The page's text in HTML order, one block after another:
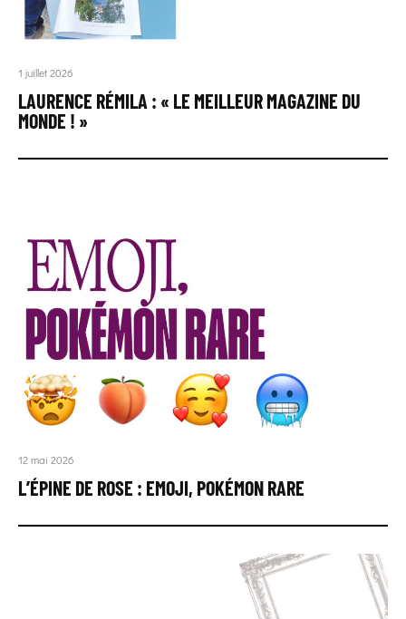
1 juillet 2026
LAURENCE RÉMILA : « LE MEILLEUR MAGAZINE DU
MONDE ! »
12 mai 2026
L’ÉPINE DE ROSE : EMOJI, POKÉMON RARE